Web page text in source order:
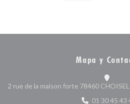
Mapa y
2 rue de la maison forte 78460 CHOISEL
01 30 45 43